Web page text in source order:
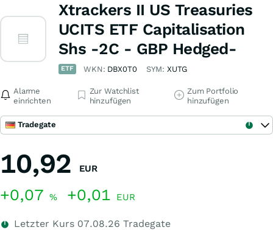
Xtrackers II US Treasuries
UCITS ETF Capitalisation
Shs -2C - GBP Hedged-
ETF WKN: DBX0T0 SYM: XUTG
Alarme
einrichten
Zur Watchlist
hinzufügen
Zum Portfolio
hinzufügen
Tradegate
10,92 EUR
+0,07 % +0,01 EUR
Letzter Kurs 07.08.26 Tradegate